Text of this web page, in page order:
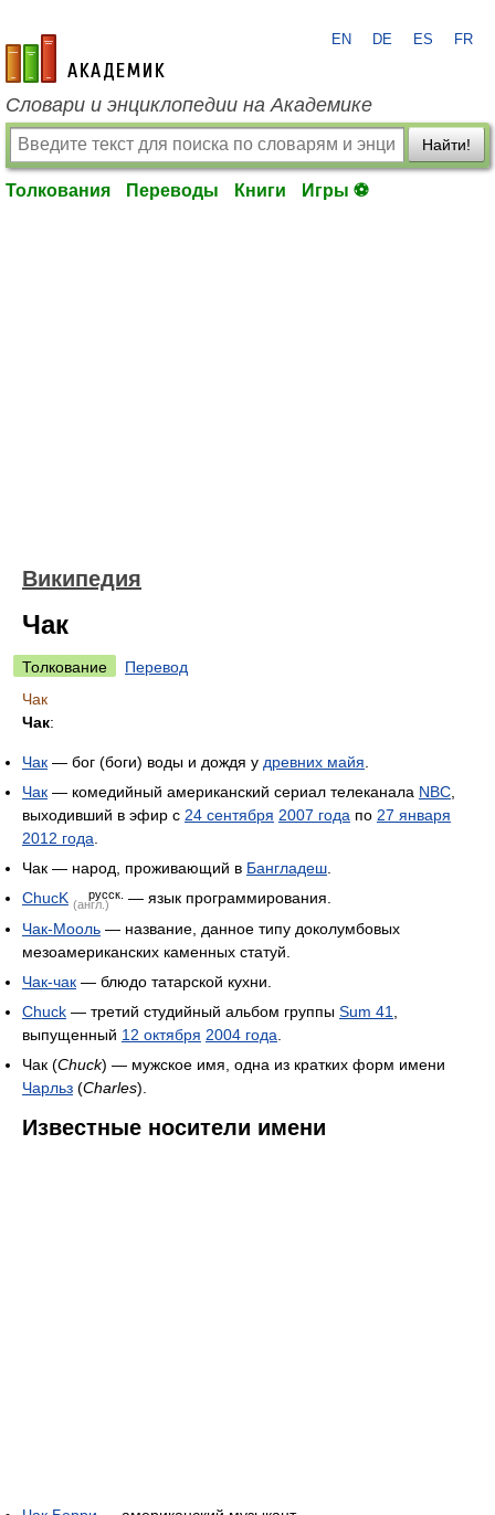
academic.ru
EN DE ES FR
Словари и энциклопедии на Академике
Найти!
Толкования Переводы Книги Игры ⚽
Википедия
Чак
Толкование
Перевод
Чак
Чак:
Чак — бог (боги) воды и дождя у древних майя
Чак — комедийный американский сериал телеканала NBC
выходивший в эфир с 24 сентября 2007 года по 27 января
2012 года
Чак — народ, проживающий в Бангладеш
ChucK (англ.)
русск. — язык программирования.
Чак-Мооль — название, данное типу доколумбовых
мезоамериканских каменных статуй.
Чак-чак — блюдо татарской кухни.
Chuck — третий студийный альбом группы Sum 41
выпущенный 12 октября 2004 года
Чак (Chuck) — мужское имя, одна из кратких форм имени
Чарльз (Charles).
Известные носители имени